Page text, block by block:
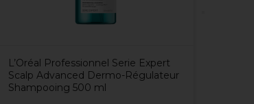
L’Oréal Professionnel Serie Expert
Scalp Advanced Dermo-Régulateur
Shampooing 500 ml